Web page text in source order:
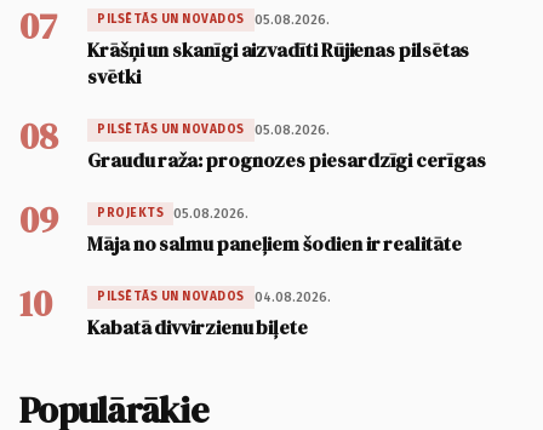
07 PILSĒTĀS UN NOVADOS 05.08.2026.
Krāšņi un skanīgi aizvadīti Rūjienas pilsētas
svētki
08 PILSĒTĀS UN NOVADOS 05.08.2026.
Graudu raža: prognozes piesardzīgi cerīgas
09 PROJEKTS 05.08.2026.
Māja no salmu paneļiem šodien ir realitāte
10 PILSĒTĀS UN NOVADOS 04.08.2026.
Kabatā divvirzienu biļete
Populārākie